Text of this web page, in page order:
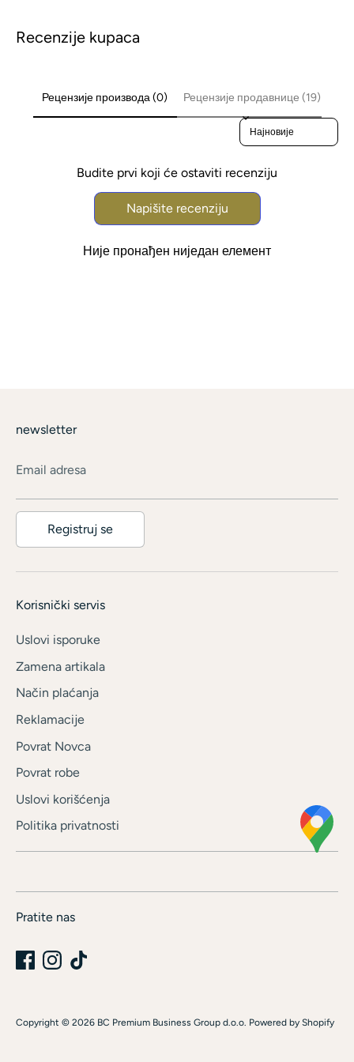
Recenzije kupaca
Рецензије производа (0) Рецензије продавнице (19)
Sort reviews by
Budite prvi koji će ostaviti recenziju
Napišite recenziju
Није пронађен ниједан елемент
newsletter
Email adresa
Registruj se
Korisnički servis
Uslovi isporuke
Zamena artikala
Način plaćanja
Reklamacije
Povrat Novca
Povrat robe
Uslovi korišćenja
Politika privatnosti
Pratite nas
Copyright © 2026 BC Premium Business Group d.o.o. Powered by Shopify